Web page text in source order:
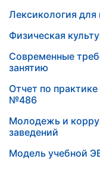
Лексикология
Физическая
Современные
занятию
Отчет по
№486
Молодежь и
заведений
Модель учебной